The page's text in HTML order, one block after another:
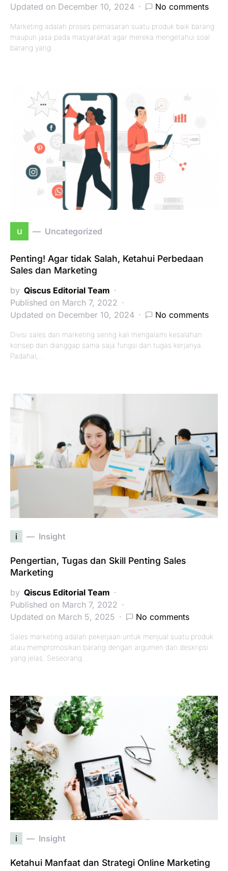
Updated on December 10, 2024
No comments
Marketing adalah proses pemasaran suatu produk baik barang
maupun jasa pada masyarakat agar mereka mengetahui soal
barang yang…
u Uncategorized
Penting! Agar tidak Salah, Ketahui Perbedaan
Sales dan Marketing
by Qiscus Editorial Team
Published on March 7, 2022
Updated on December 10, 2024
No comments
Divisi sales dan marketing sering kali mengalami kesalahan
konsep dan dianggap sama saja fungsi dan tugas kerjanya.
Padahal,…
i Insight
Pengertian, Tugas dan Skill Penting Sales
Marketing
by Qiscus Editorial Team
Published on March 7, 2022
Updated on March 5, 2025
No comments
Sales marketing adalah pekerjaan untuk menjual suatu produk
atau mempromosikan barang dengan argumen dan deskripsi
yang jelas. Seseorang…
i Insight
Ketahui Manfaat dan Strategi Online Marketing